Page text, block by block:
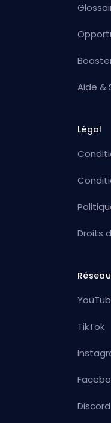
Aide &
Légal
Droits
TikTok
Discord